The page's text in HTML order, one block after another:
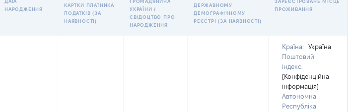
ДАТА
НАРОДЖЕННЯ
КАРТКИ ПЛАТНИКА
ПОДАТКІВ (ЗА
НАЯВНОСТІ)
ГРОМАДЯНИНА
УКРАЇНИ /
СВІДОЦТВО ПРО
НАРОДЖЕННЯ
ДЕРЖАВНОМУ
ДЕМОГРАФІЧНОМУ
РЕЄСТРІ (ЗА НАЯВНОСТІ)
ЗАРЕЄСТРОВАНЕ МІСЦЕ
ПРОЖИВАННЯ
Країна:
Україна
Поштовий
індекс:
[Конфіденційна
інформація]
Автономна
Республіка